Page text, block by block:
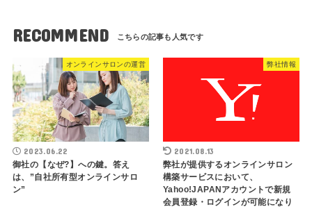
RECOMMEND
オンラインサロンの運営
2023.06.22
御社の【なぜ?】への鍵。答え
は、”自社所有型オンラインサロ
ン”
弊社情報
2021.08.13
弊社が提供するオンラインサロン
構築サービスにおいて、
Yahoo!JAPANアカウントで新規
会員登録・ログインが可能になり